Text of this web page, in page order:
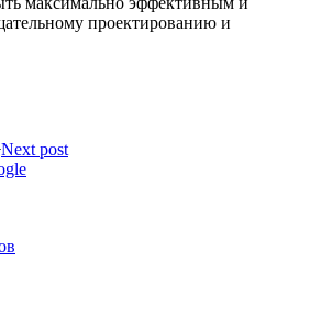
проектированию и
Next post